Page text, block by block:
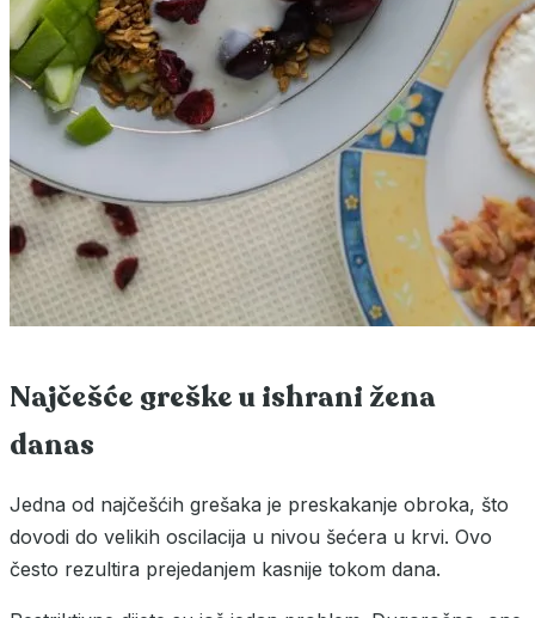
Najčešće greške u ishrani žena
danas
Jedna od najčešćih grešaka je preskakanje obroka, što
dovodi do velikih oscilacija u nivou šećera u krvi. Ovo
često rezultira prejedanjem kasnije tokom dana.